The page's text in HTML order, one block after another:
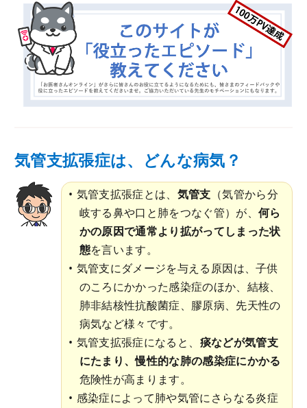
気管支拡張症は、どんな病気？
気管支拡張症とは、 気管支 （気管から分
岐する鼻や口と肺をつなぐ管）が、何ら
かの原因で通常より拡がってしまった状
態を言います。
気管支にダメージを与える原因は、子供
のころにかかった感染症のほか、結核、
肺非結核性抗酸菌症、膠原病、先天性の
病気など様々です。
気管支拡張症になると、 痰などが気管支
にたまり、慢性的な肺の感染症にかかる
危険性が高まります。
感染症によって肺や気管にさらなる炎症